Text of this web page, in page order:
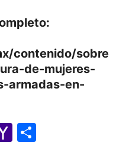
contenido/sobre
de-mujeres-
armadas-en-
Yahoo